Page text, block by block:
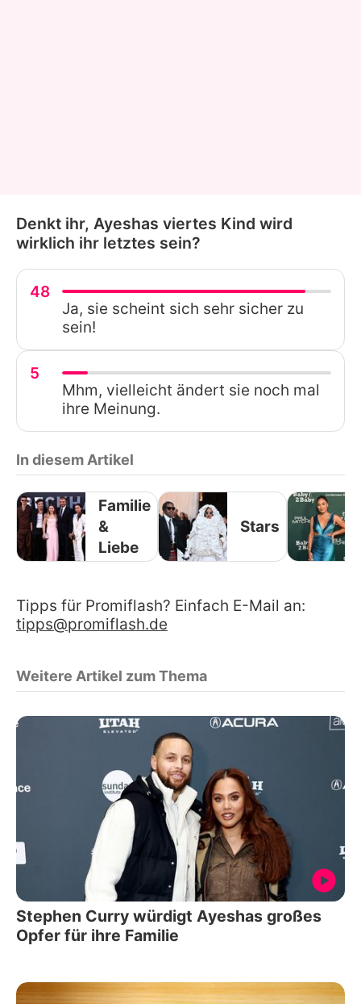
Denkt ihr, Ayeshas viertes Kind wird
wirklich ihr letztes sein?
48
Ja, sie scheint sich sehr sicher zu
sein!
5
Mhm, vielleicht ändert sie noch mal
ihre Meinung.
In diesem Artikel
Familie
&
Liebe
Stars
Tipps für Promiflash? Einfach E-Mail an:
tipps@promiflash.de
Weitere Artikel zum Thema
Stephen Curry würdigt Ayeshas großes
Opfer für ihre Familie